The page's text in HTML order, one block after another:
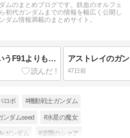
ムのまとめブログです。鉄血のオルフェ
初代ガンダムまでの情報を幅広く公開し
ダム情報満載のまとめサイト。
量産型ガンダムF91とかいうF91よりも安定した機体
47日前
ロボ #機動戦士ガンダム
ンダムseed #水星の魔女
ガンダム #逆襲のシァア